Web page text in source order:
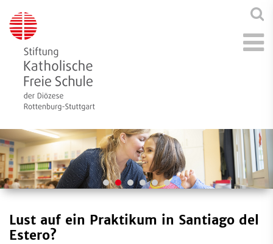
Lust auf ein Praktikum in Santiago del
Estero?